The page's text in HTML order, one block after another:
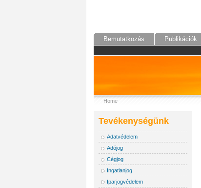
Bemutatkozás Publikációk
Home
Tevékenységünk
Adatvédelem
Adójog
Cégjog
Ingatlanjog
Iparjogvédelem